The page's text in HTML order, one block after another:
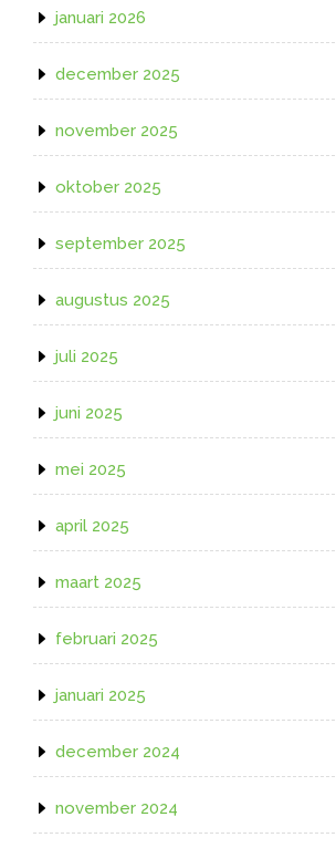
januari 2026
december 2025
november 2025
oktober 2025
september 2025
augustus 2025
juli 2025
juni 2025
mei 2025
april 2025
maart 2025
februari 2025
januari 2025
december 2024
november 2024